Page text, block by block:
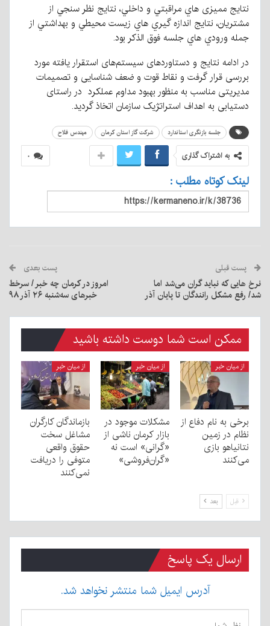
نتايج مميزی هاي مراقبتي و داخلي، نتايج نظر سنجي از
مشتريان، نتايج اندازه گيري هاي زيست محيطي و بهداشتي از
جمله ورودي هاي جلسه فوق الذكر بود.
در ادامه نتایج و دستاورد‌های سیستم‌های استقرار یافته مورد
بررسی قرار گرفت و نقاط قوت و ضعف شناسایی و تصمیمات
مدیریتی مناسب به منظور بهبود مداوم عملکرد در راستای
دستیابی به اهداف استراتژیک سازمان اتخاذ گردید.
جلسه بازنگری استاندارد شرکت گاز استان کرمان مهندس فلاح
۰ به اشتراک گذاری
لینک کوتاه مطلب :
پست قبلی
نرخ هایی که نباید گران می‌شد اما
شد/ رفع مشکل رانندگان تا پایان آذر
پست بعدی
امروز در کرمان چه خبر / سرخط
خبرهای سه‌شنبه ۲۶ آذر ۹۸
ممکن است شما دوست داشته باشید
از میان خبر
برخی به نام دفاع از
نظام در زمین
نتانیاهو بازی
می‌کنند
از میان خبر
مشکلات موجود در
بازار کرمان ناشی از
«گرانی» است نه
«گران‌فروشی»
از میان خبر
بازماندگان کارگران
مشاغل سخت
حقوق واقعی
متوفی را دریافت
نمی‌کنند
قبل بعد
ارسال یک پاسخ
آدرس ایمیل شما منتشر نخواهد شد.